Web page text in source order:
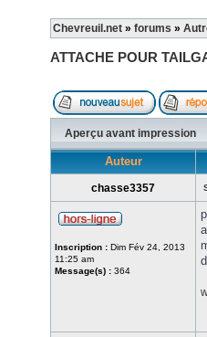
Chevreuil.net » forums »
ATTACHE POUR
Aperçu avant impression
Auteur
chasse3357
Inscription : Dim Fév 24, 2013
11:25 am
Message(s) : 364